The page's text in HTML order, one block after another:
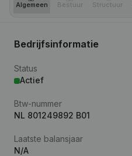
Algemeen Bestuur Structuur
Bedrijfsinformatie
Status
Actief
Btw-nummer
NL 801249892 B01
Laatste balansjaar
N/A